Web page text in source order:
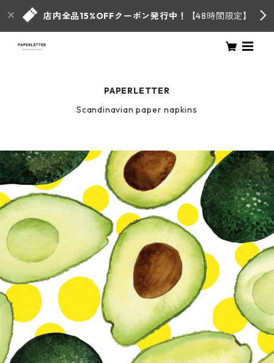
店内全品15%OFFクーポン発行中！ 【48時間限定】
PAPERLETTER
Scandinavian paper napkins